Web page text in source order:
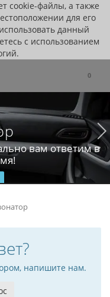
cookie-файлы, а также
для его
данный
с использованием
0
вам ответим в
напишите нам.